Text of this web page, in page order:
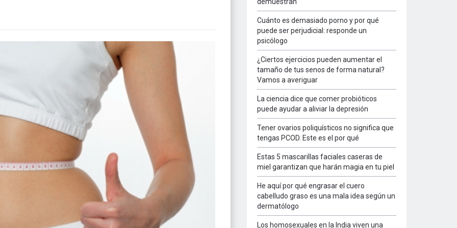
Cuánto es demasiado porno y por qué
puede ser perjudicial: responde un
psicólogo
¿Ciertos ejercicios pueden aumentar el
tamaño de tus senos de forma natural?
Vamos a averiguar
La ciencia dice que comer probióticos
puede ayudar a aliviar la depresión
Tener ovarios poliquísticos no significa que
tengas PCOD. Este es el por qué
Estas 5 mascarillas faciales caseras de
miel garantizan que harán magia en tu piel
He aquí por qué engrasar el cuero
cabelludo graso es una mala idea según un
dermatólogo
Los homosexuales en la India viven una